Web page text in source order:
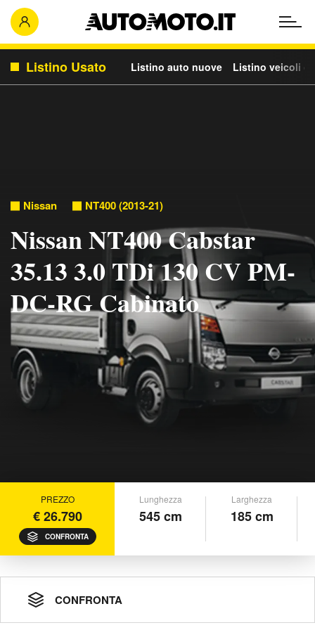
Listino Usato Listino auto nuove Listino veicoli
Nissan NT400 (2013-21)
Nissan NT400 Cabstar
35.13 3.0 TDi 130 CV PM-
DC-RG Cabinato
PREZZO
€ 26.790
CONFRONTA
Lunghezza
545 cm
Larghezza
185 cm
CONFRONTA